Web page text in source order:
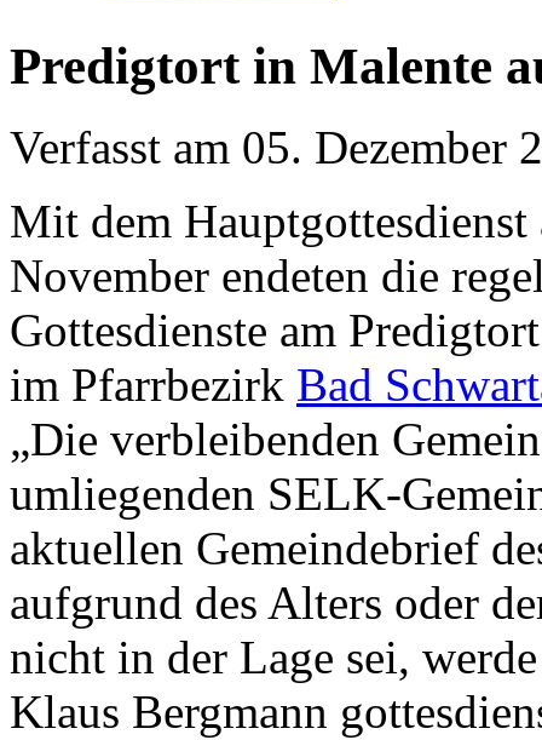
Predigtort in Malente
Verfasst am 05. Dezember
Mit dem Hauptgottesdienst
November endeten die
Gottesdienste am
im Pfarrbezirk Bad
„Die verbleibenden
umliegenden SELK-
aktuellen Gemeindebrief
aufgrund des Alters oder
nicht in der Lage sei,
Klaus Bergmann